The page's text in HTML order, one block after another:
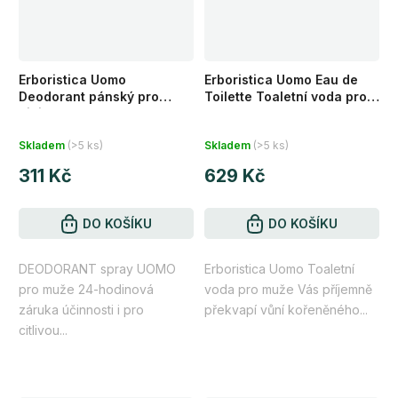
Erboristica Uomo
Deodorant pánský pro
citlivou pokožku 100 ml
hodnocení
produktu
5
hvězdiček.
Skladem (>5 ks)
311 Kč
DO KOŠÍKU
DEODORANT spray UOMO
pro muže 24-hodinová
záruka účinnosti i pro
citlivou...
Erboristica Uomo Eau de
Toilette Toaletní voda pro
hodnocení
produktu
5
hvězdiček.
Skladem (>5 ks)
629 Kč
DO KOŠÍKU
Erboristica Uomo Toaletní
voda pro muže Vás příjemně
překvapí vůní kořeněného...